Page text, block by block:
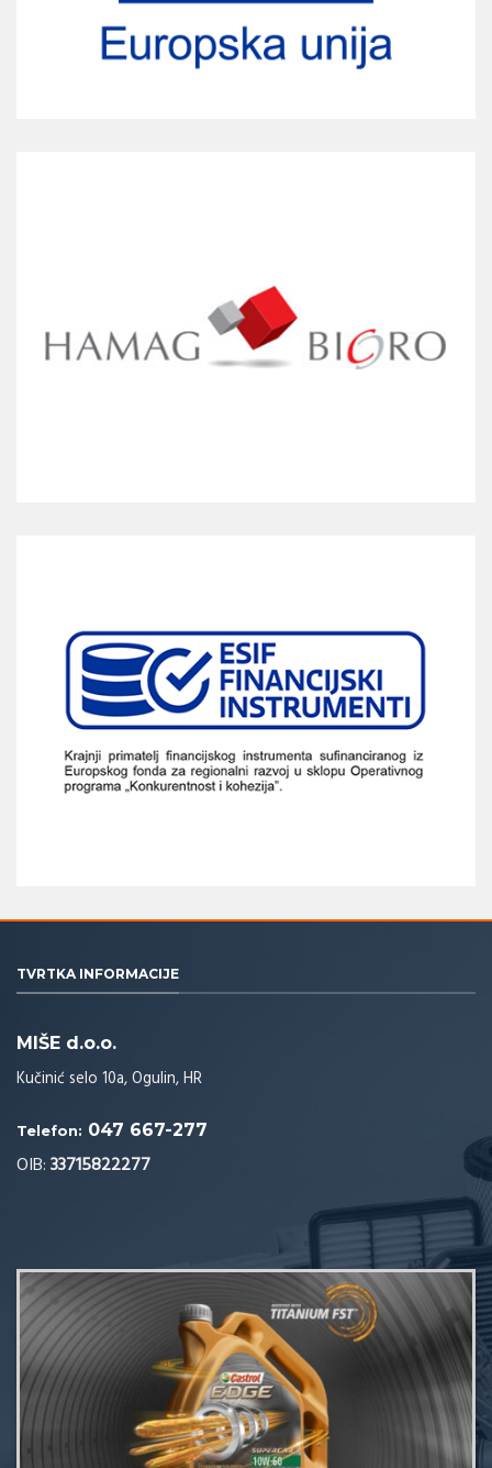
TVRTKA INFORMACIJE
MIŠE d.o.o.
Kučinić selo 10a, Ogulin, HR
Telefon: 047 667-277
OIB:33715822277